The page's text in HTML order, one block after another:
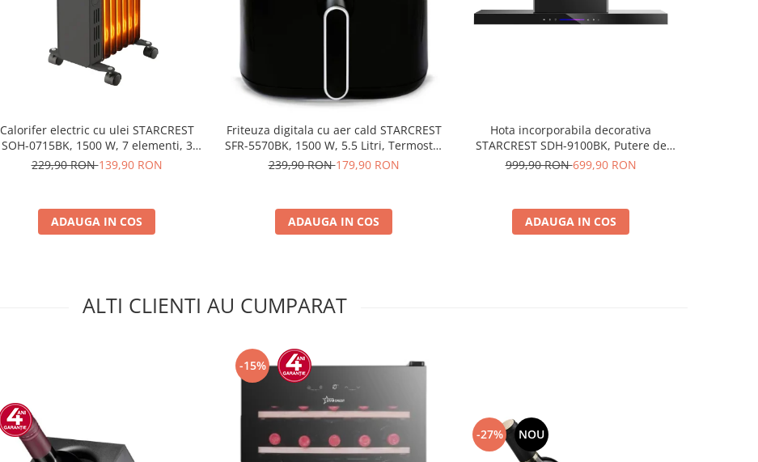
Calorifer electric cu ulei STARCREST
SOH-0715BK, 1500 W, 7 elementi, 3
trepte de putere, Termostat mecanic,
229,90 RON139,90 RON
ADAUGA IN COS
Friteuza digitala cu aer cald STARCREST
SFR-5570BK, 1500 W, 5.5 Litri, Termostat
80 - 200 °C, 8 programe predefinite,
239,90 RON179,90 RON
ADAUGA IN COS
Hota incorporabila decorativa
STARCREST SDH-9100BK, Putere de
absorbtie 500 m3/h, Control touch,
999,90 RON699,90 RON
ADAUGA IN COS
ALTI CLIENTI AU CUMPARAT
-15%
-27% NOU